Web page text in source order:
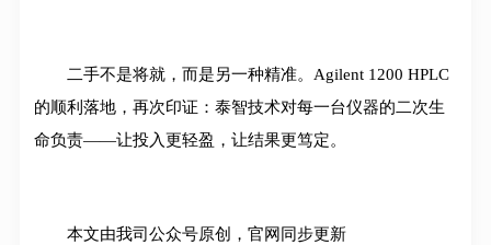
二手不是将就，而是另一种精准。Agilent 1200 HPLC
的顺利落地，再次印证：泰智技术对每一台仪器的二次生
命负责——让投入更轻盈，让结果更笃定。
本文由我司公众号原创，官网同步更新